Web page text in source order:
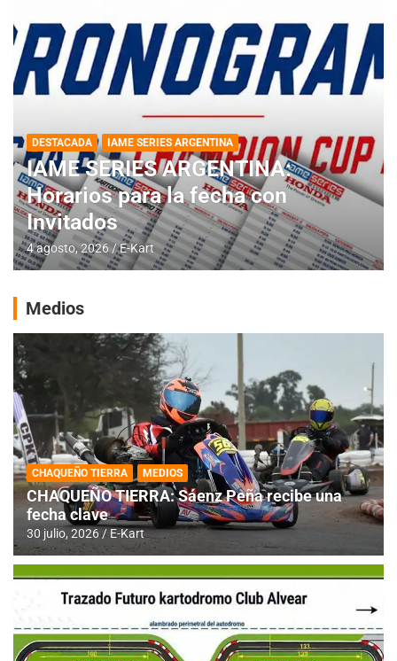
DESTACADA IAME SERIES ARGENTINA
IAME SERIES ARGENTINA:
Horarios para la fecha con
Invitados
4 agosto, 2026 E-Kart
Medios
CHAQUEÑO TIERRA MEDIOS
CHAQUEÑO TIERRA: Sáenz Peña recibe una
fecha clave
30 julio, 2026 E-Kart